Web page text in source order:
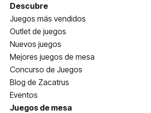
Descubre
Juegos más vendidos
Outlet de juegos
Nuevos juegos
Mejores juegos de mesa
Concurso de Juegos
Blog de Zacatrus
Eventos
Juegos de mesa